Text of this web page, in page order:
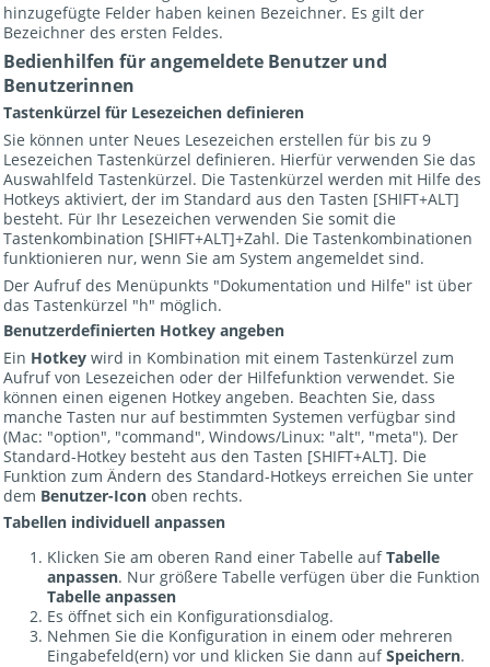
hinzugefügte Felder haben keinen Bezeichner. Es gilt der
Bezeichner des ersten Feldes.
Bedienhilfen für angemeldete Benutzer und
Benutzerinnen
Tastenkürzel für Lesezeichen definieren
Sie können unter Neues Lesezeichen erstellen für bis zu 9
Lesezeichen Tastenkürzel definieren. Hierfür verwenden Sie das
Auswahlfeld Tastenkürzel. Die Tastenkürzel werden mit Hilfe des
Hotkeys aktiviert, der im Standard aus den Tasten [SHIFT+ALT]
besteht. Für Ihr Lesezeichen verwenden Sie somit die
Tastenkombination [SHIFT+ALT]+Zahl. Die Tastenkombinationen
funktionieren nur, wenn Sie am System angemeldet sind.
Der Aufruf des Menüpunkts "Dokumentation und Hilfe" ist über
das Tastenkürzel "h" möglich.
Benutzerdefinierten Hotkey angeben
Ein Hotkey wird in Kombination mit einem Tastenkürzel zum
Aufruf von Lesezeichen oder der Hilfefunktion verwendet. Sie
können einen eigenen Hotkey angeben. Beachten Sie, dass
manche Tasten nur auf bestimmten Systemen verfügbar sind
(Mac: "option", "command", Windows/Linux: "alt", "meta"). Der
Standard-Hotkey besteht aus den Tasten [SHIFT+ALT]. Die
Funktion zum Ändern des Standard-Hotkeys erreichen Sie unter
dem Benutzer-Icon oben rechts.
Tabellen individuell anpassen
Klicken Sie am oberen Rand einer Tabelle aufTabelle
anpassen. Nur größere Tabelle verfügen über die Funktion
Tabelle anpassen
Es öffnet sich ein Konfigurationsdialog.
Nehmen Sie die Konfiguration in einem oder mehreren
Eingabefeld(ern) vor und klicken Sie dann aufSpeichern.